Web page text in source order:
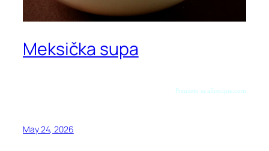
Meksička supa
Preuzeto sa allrecipes.com
May 24, 2026